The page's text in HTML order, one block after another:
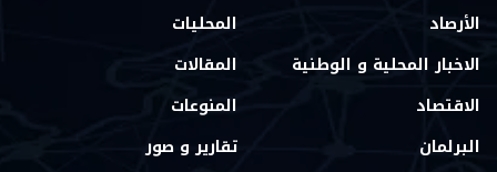
الأرصاد
الاخبار المحلية و الوطنية
الاقتصاد
البرلمان
المحليات
المقالات
المنوعات
تقارير و صور